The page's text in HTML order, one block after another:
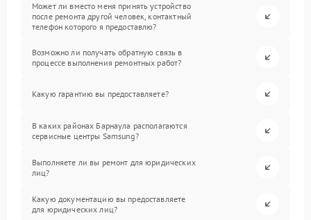
Может ли вместо меня принять устройство
после ремонта другой человек, контактный
телефон которого я предоставлю?
Возможно ли получать обратную связь в
процессе выполнения ремонтных работ?
Какую гарантию вы предоставляете?
В каких районах Барнаула располагаются
сервисные центры Samsung?
Выполняете ли вы ремонт для юридических
лиц?
Какую документацию вы предоставляете
для юридических лиц?